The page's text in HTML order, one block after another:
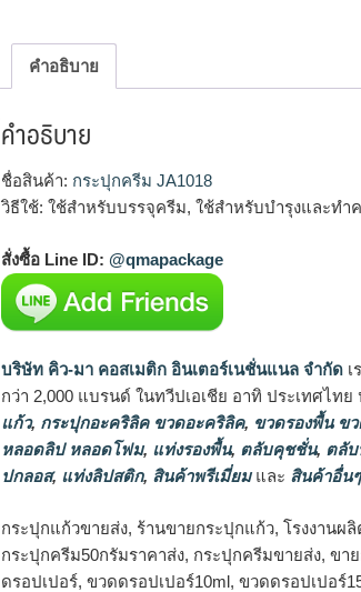
คำอธิบาย
คำอธิบาย
ชื่อสินค้า: กระปุกครีม JA1018
วิธีใช้: ใช้สำหรับบรรจุครีม, ใช้สำหรับบำรุงและท
สั่งซื้อ Line ID: @qmapackage
บริษัท คิว-มา คอสเมติก อินเตอร์เนชั่นแนล จำกัด
กว่า 2,000 แบรนด์ ในทวีปเอเชีย อาทิ ประเทศไ
แก้ว, กระปุกอะคริลิค ขวดอะคริลิค, ขวดรองพื้น ข
หลอดลิป หลอดโฟม, แท่งรองพื้น, ตลับคุชชั่น, ตลั
ปกลอส, แท่งลิปสติก, สินค้าพรีเมี่ยมและ สินค้าอื่นๆ
กระปุกแก้วขายส่ง, ร้านขายกระปุกแก้ว, โรงงาน
กระปุกครีม50กรัมราคาส่ง, กระปุกครีมขายส่ง, ข
ดรอปเปอร์, ขวดดรอปเปอร์10ml, ขวดดรอปเปอร์